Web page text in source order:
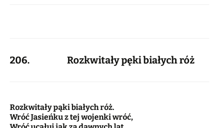
206. Rozkwitały pęki białych róż
Rozkwitały pąki białych róż.
Wróć Jasieńku z tej wojenki wróć,